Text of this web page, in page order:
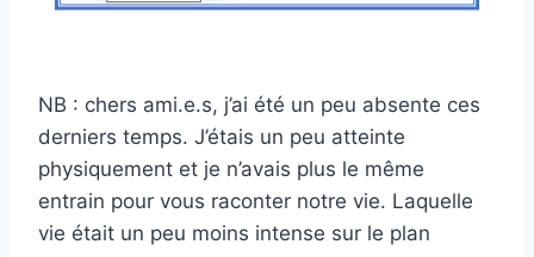
NB : chers ami.e.s, j’ai été un peu absente ces
derniers temps. J’étais un peu atteinte
physiquement et je n’avais plus le même
entrain pour vous raconter notre vie. Laquelle
vie était un peu moins intense sur le plan